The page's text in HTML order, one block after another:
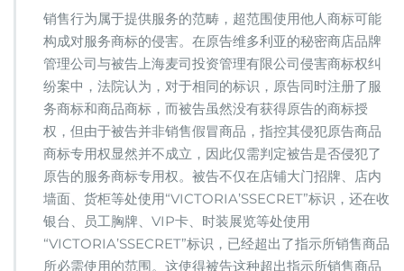
销售行为属于提供服务的范畴，超范围使用他人商标可能
构成对服务商标的侵害。在原告维多利亚的秘密商店品牌
管理公司与被告上海麦司投资管理有限公司侵害商标权纠
纷案中，法院认为，对于相同的标识，原告同时注册了服
务商标和商品商标，而被告虽然没有获得原告的商标授
权，但由于被告并非销售假冒商品，指控其侵犯原告商品
商标专用权显然并不成立，因此仅需判定被告是否侵犯了
原告的服务商标专用权。被告不仅在店铺大门招牌、店内
墙面、货柜等处使用“VICTORIA’SSECRET”标识，还在收
银台、员工胸牌、VIP卡、时装展览等处使用
“VICTORIA’SSECRET”标识，已经超出了指示所销售商品
所必需使用的范围。这使得被告这种超出指示所销售商品